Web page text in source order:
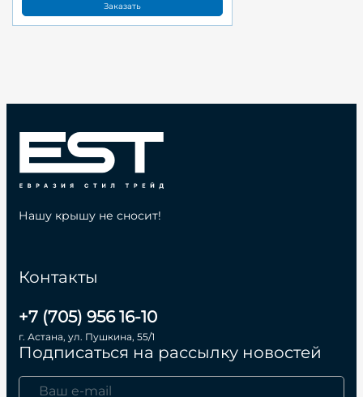
Заказать
Контакты
+7 (705) 956 16-10
г. Астана, ул. Пушкина, 55/1
Подписаться на рассылку новостей
Нашу крышу не сносит!